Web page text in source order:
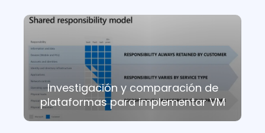
Investigación y comparación de
plataformas para implementar VM